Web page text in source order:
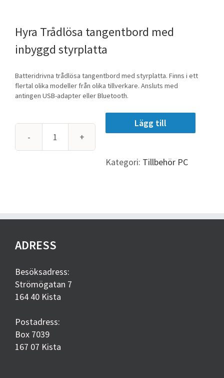
Trådlösa tangentbord med
inbyggd styrplatta
Batteridrivna trådlösa tangentbord med styrplatta. Finns i ett
flertal olika modeller från olika tillverkare. Ansluts med
antingen USB-adapter eller Bluetooth.
Trådlösa
Lägg till
Kategori: Tillbehör PC
ADRESS
Besöksadress:
Strömögatan 7
164 40 Kista
Postadress:
Box 7039
167 07 Kista